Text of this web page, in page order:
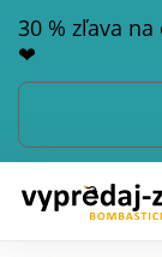
30 % zľava
❤